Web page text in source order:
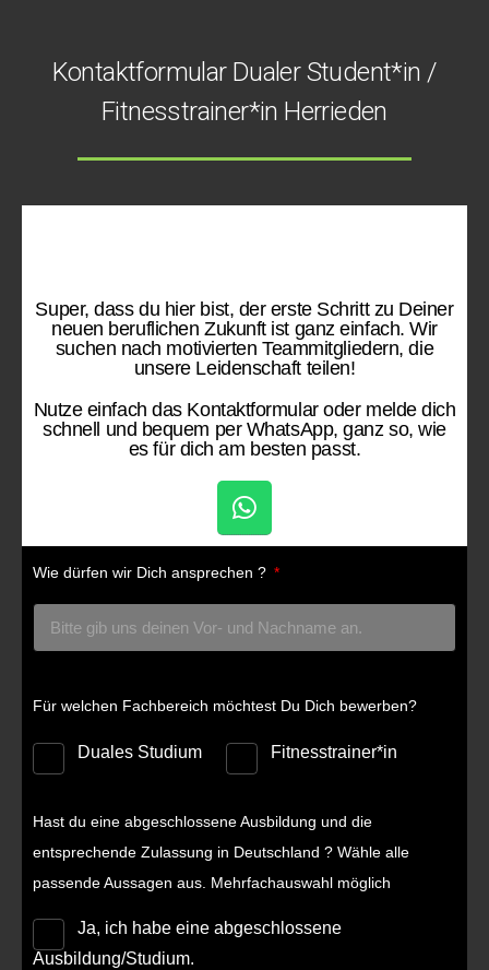
Kontaktformular Dualer Student*in /
Fitnesstrainer*in Herrieden
Super, dass du hier bist, der erste Schritt zu Deiner
neuen beruflichen Zukunft ist ganz einfach. Wir
suchen nach motivierten Teammitgliedern, die
unsere Leidenschaft teilen!
Nutze einfach das Kontaktformular oder melde dich
schnell und bequem per WhatsApp, ganz so, wie
es für dich am besten passt.
Wie dürfen wir Dich ansprechen ?
Für welchen Fachbereich möchtest Du Dich bewerben?
Duales Studium Fitnesstrainer*in
Hast du eine abgeschlossene Ausbildung und die
entsprechende Zulassung in Deutschland ? Wähle alle
passende Aussagen aus. Mehrfachauswahl möglich
Ja, ich habe eine abgeschlossene
Ausbildung/Studium.